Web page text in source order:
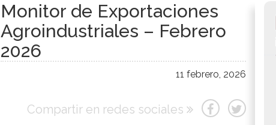
Monitor de Exportaciones
Agroindustriales – Febrero
2026
11 febrero, 2026
Compartir en redes sociales